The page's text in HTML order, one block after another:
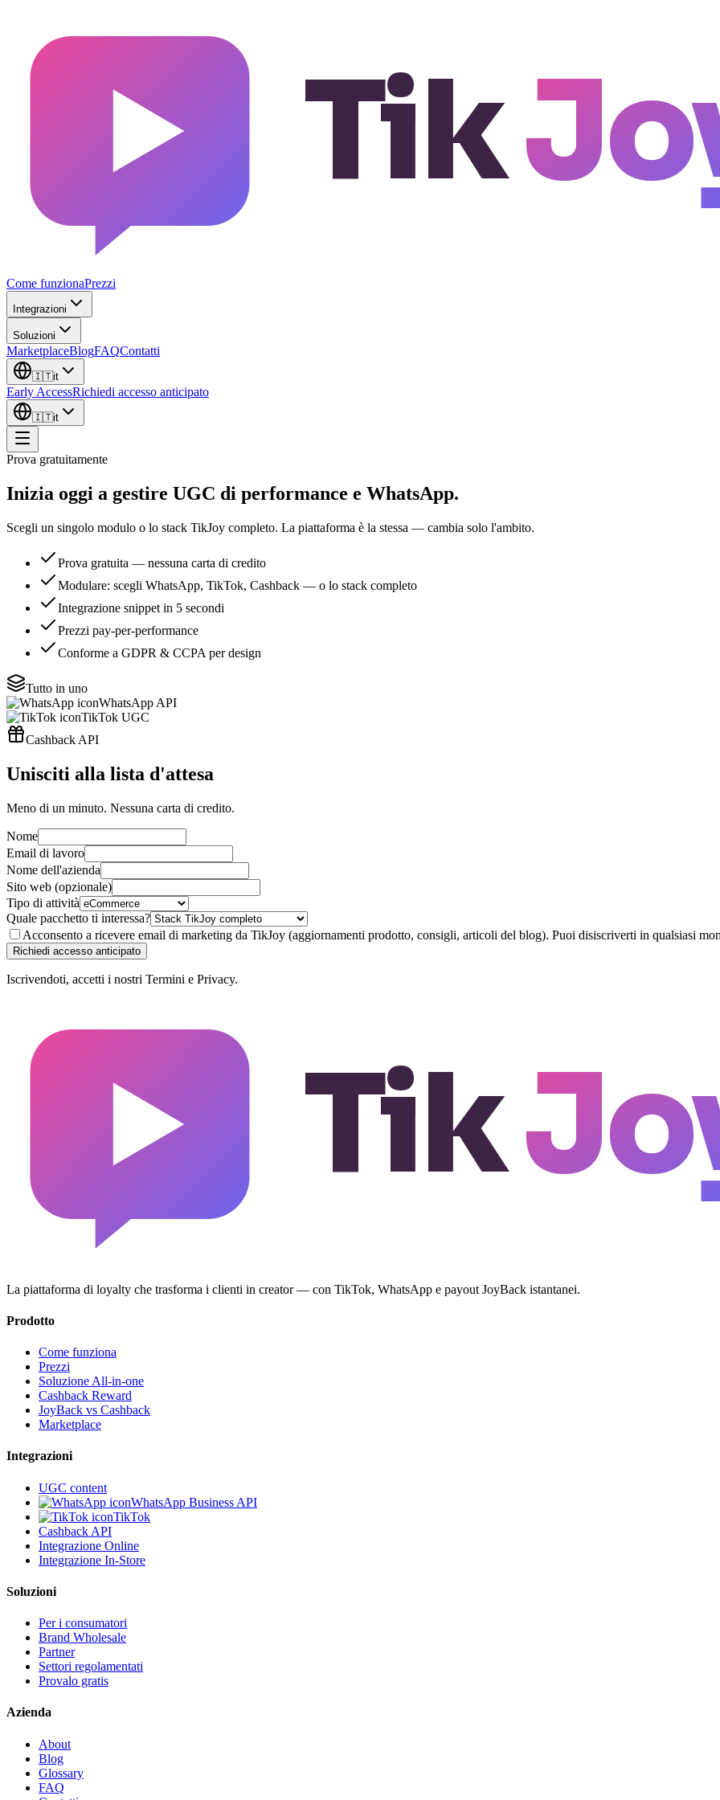
Tik
Come funzionaPrezzi
Integrazioni
Soluzioni
MarketplaceBlogFAQContatti
🇮🇹it
Early AccessRichiedi accesso anticipato
🇮🇹it
Prova gratuitamente
Inizia oggi a gestire UGC di performance e WhatsApp.
Scegli un singolo modulo o lo stack TikJoy completo. La piattaforma è la stessa — cambia solo l'ambito.
Prova gratuita — nessuna carta di credito
Modulare: scegli WhatsApp, TikTok, Cashback — o lo stack completo
Integrazione snippet in 5 secondi
Prezzi pay-per-performance
Conforme a GDPR & CCPA per design
Tutto in uno
WhatsApp API
TikTok UGC
Cashback API
Unisciti alla lista d'attesa
Meno di un minuto. Nessuna carta di credito.
Nome
Email di lavoro
Nome dell'azienda
Sito web (opzionale)
Tipo di attività
Quale pacchetto ti interessa?
Acconsento a ricevere email di marketing da TikJoy (aggiornamenti prodotto, consigli, articoli del blog). Puoi disiscriverti in qualsiasi
Richiedi accesso anticipato
Iscrivendoti, accetti i nostri Termini e Privacy.
Tik
La piattaforma di loyalty che trasforma i clienti in creator — con TikTok, WhatsApp e payout JoyBack istantanei.
Prodotto
Come funziona
Prezzi
Soluzione All-in-one
Cashback Reward
JoyBack vs Cashback
Marketplace
Integrazioni
UGC content
WhatsApp Business API
TikTok
Cashback API
Integrazione Online
Integrazione In-Store
Soluzioni
Per i consumatori
Brand Wholesale
Partner
Settori regolamentati
Provalo gratis
Azienda
About
Blog
Glossary
FAQ